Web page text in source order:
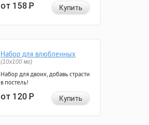
от 158Р Купить
Набор для влюбленных
(10х100 мг)
Набор для двоих, добавь страсти
в постель!
от 120Р Купить